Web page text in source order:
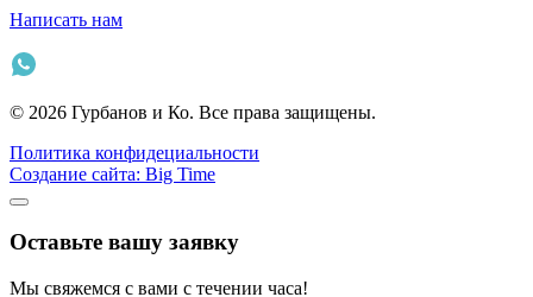
Написать нам
© 2026 Гурбанов и Ко. Все права защищены.
Политика конфидециальности
Создание сайта: Big Time
Оставьте вашу заявку
Мы свяжемся с вами с течении часа!